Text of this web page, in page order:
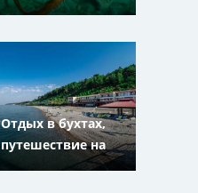
Владивостоке и
Приморский Край
Отдых в бухтах,
путешествие на
яхте или катере в